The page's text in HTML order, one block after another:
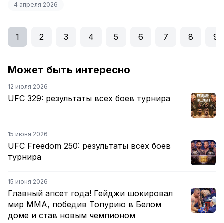
4 апреля 2026
1 2 3 4 5 6 7 8 9
Может быть интересно
12 июля 2026
UFC 329: результаты всех боев турнира
15 июня 2026
UFC Freedom 250: результаты всех боев
турнира
15 июня 2026
Главный апсет года! Гейджи шокировал
мир ММА, победив Топурию в Белом
доме и став новым чемпионом